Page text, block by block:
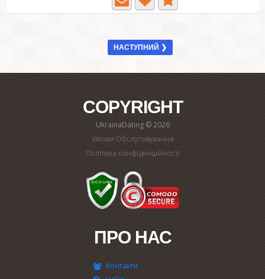
НАСТУПНИЙ ❯
COPYRIGHT
UkrainaDating © 2026
Умови Обслуговування
Політика конфіденційності
ПРО НАС
Контакти